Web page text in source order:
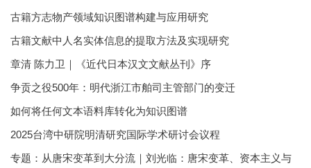
古籍方志物产领域知识图谱构建与应用研究
古籍文献中人名实体信息的提取方法及实现研究
章清 陈力卫｜《近代日本汉文文献丛刊》序
争贡之役500年：明代浙江市舶司主管部门的变迁
如何将任何文本语料库转化为知识图谱
2025台湾中研院明清研究国际学术研讨会议程
专题：从唐宋变革到大分流｜刘光临：唐宋变革、资本主义与